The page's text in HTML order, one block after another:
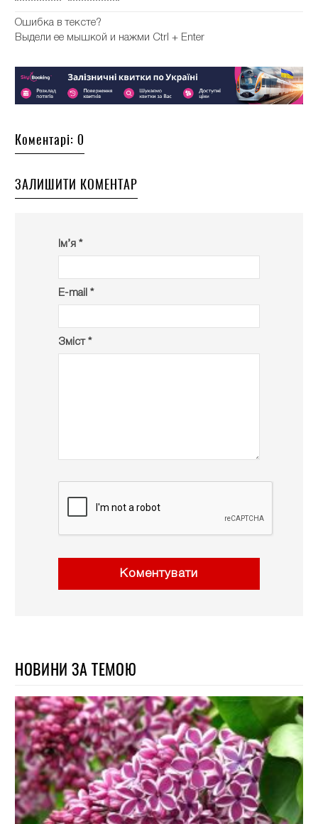
Ошибка в тексте?
Выдели ее мышкой и нажми Ctrl + Enter
Коментарі: 0
ЗАЛИШИТИ КОМЕНТАР
Ім’я *
E-mail *
Зміст *
Коментувати
НОВИНИ ЗА ТЕМОЮ